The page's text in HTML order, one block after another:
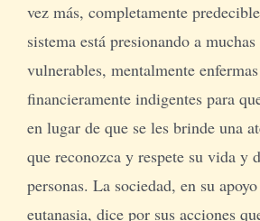
vez más, completamente
sistema está presionando a muchas
vulnerables, mentalmente
financieramente indigentes para
en lugar de que se les brinde una
que reconozca y respete su vida y
personas. La sociedad, en su
eutanasia, dice por sus acciones